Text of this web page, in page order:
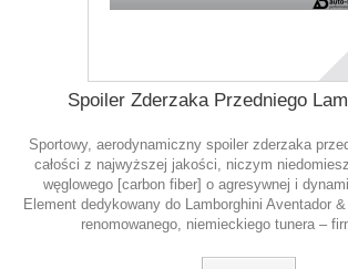
Spoiler Zderzaka Przedniego
Sportowy, aerodynamiczny spoiler zderzaka
całości z najwyższej jakości, niczym
węglowego [carbon fiber] o agresywnej i
Element dedykowany do Lamborghini Aventador
renomowanego, niemieckiego tunera –